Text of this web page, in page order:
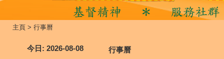
主頁 > 行事曆
今日 : 2026-08-08 行事曆